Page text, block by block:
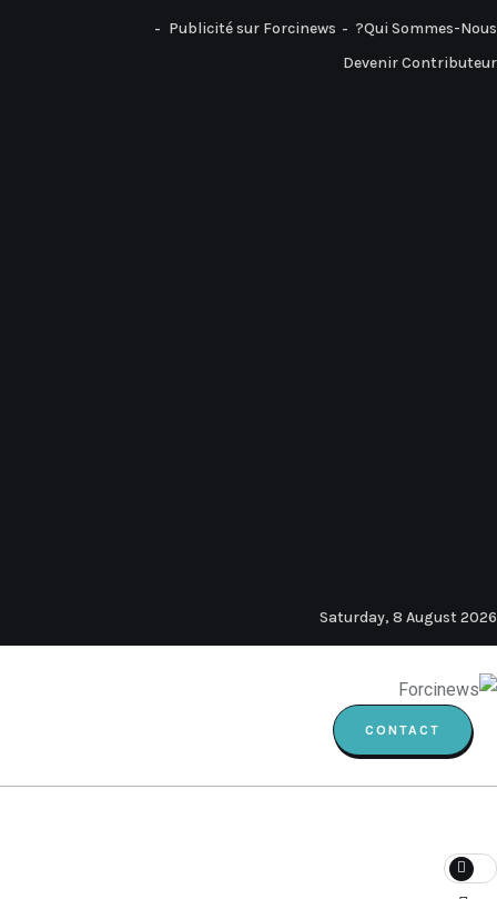
Qui Sommes-Nous?
Publicité sur Forcinews
Devenir Contributeur
Saturday, 8 August 2026
CONTACT